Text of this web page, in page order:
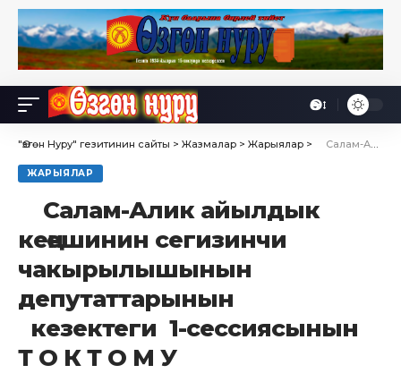
Font
Resizer
Өө
"Өзгөн Нуру" гезитинин сайты > Жазмалар > Жарыялар > Салам-Алик айылдык кеңешинин сегизинчи чакырылышынын депутаттарынын кезектеги 1-сессиясынын Т О К Т О М У
ЖАРЫЯЛАР
Салам-Алик айылдык
кеңешинин сегизинчи
чакырылышынын
депутаттарынын
кезектеги 1-сессиясынын
Т О К Т О М У